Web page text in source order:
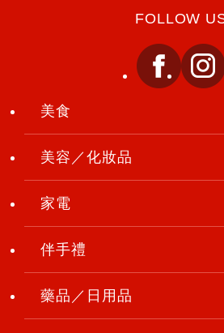
FOLLOW
美食
美容／化妝品
家電
伴手禮
藥品／日用品